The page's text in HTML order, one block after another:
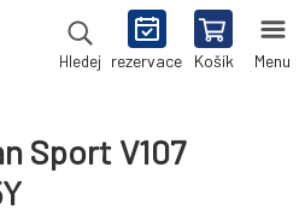
Hledej rezervace Košík Menu
Sport V107